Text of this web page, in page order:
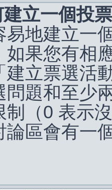
立一個投
易地建立一
如果您有相
建立票選活
問題和至少
制（0 表示
論區會有一